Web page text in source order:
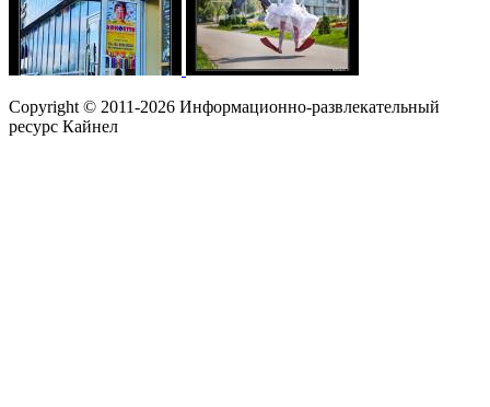
Copyright © 2011-2026 Информационно-развлекательный
ресурс Кайнел